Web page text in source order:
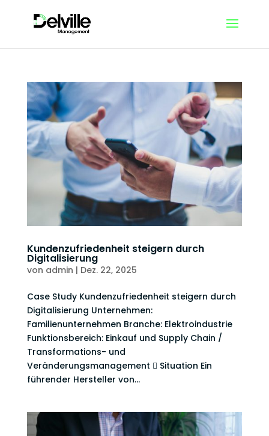
Kundenzufriedenheit steigern durch
Digitalisierung
von admin | Dez. 22, 2025
Case Study Kundenzufriedenheit steigern durch
Digitalisierung Unternehmen:
Familienunternehmen Branche: Elektroindustrie
Funktionsbereich: Einkauf und Supply Chain /
Transformations- und
Veränderungsmanagement  Situation Ein
führender Hersteller von...